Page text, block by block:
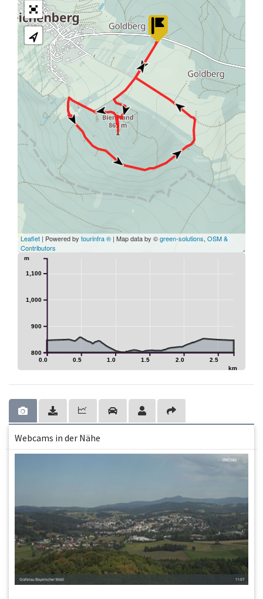
Leaflet | Powered by tourinfra ® | Map data by ©green-solutions, OSM &
Contributors
0.0 0.5 1.0 1.5 2.0 2.5
km
800
900
1,000
1,100
m
Webcams in der Nähe